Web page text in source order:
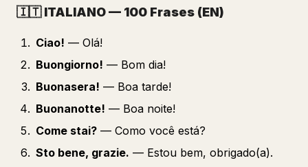
🇮🇹ITALIANO — 100 Frases (EN)
Ciao! — Olá!
Buongiorno! — Bom dia!
Buonasera! — Boa tarde!
Buonanotte! — Boa noite!
Come stai? — Como você está?
Sto bene, grazie. — Estou bem, obrigado(a).